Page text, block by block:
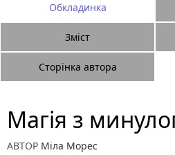
Обкладинка
Зміст
Сторінка автора
Магія з
АВТОР Міла Морес